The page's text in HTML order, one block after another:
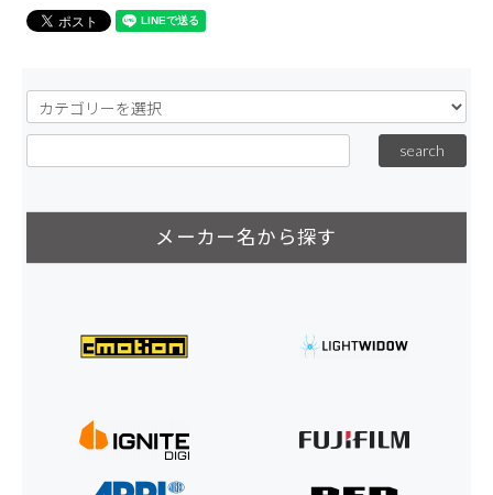
メーカー名から探す